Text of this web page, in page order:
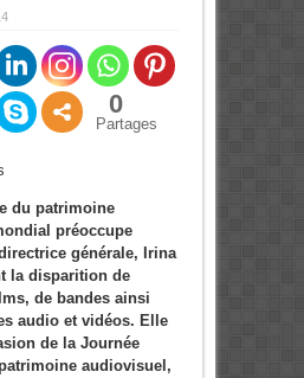
0
Partages
du patrimoine
préoccupe
directrice générale, Irina
la disparition de
de bandes ainsi
audio et vidéos. Elle
de la Journée
audiovisuel,